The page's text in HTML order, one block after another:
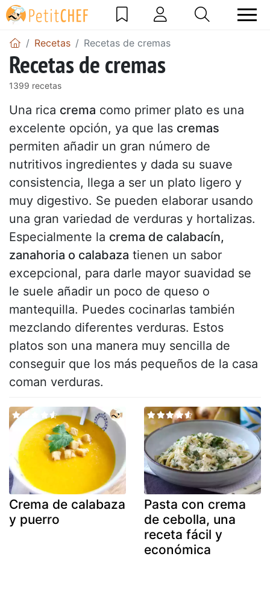
Recetas Recetas de cremas
Recetas de cremas
1399 recetas
Una rica crema como primer plato es una
excelente opción, ya que las cremas
permiten añadir un gran número de
nutritivos ingredientes y dada su suave
consistencia, llega a ser un plato ligero y
muy digestivo. Se pueden elaborar usando
una gran variedad de verduras y hortalizas.
Especialmente la crema de calabacín,
zanahoria o calabaza tienen un sabor
excepcional, para darle mayor suavidad se
le suele añadir un poco de queso o
mantequilla. Puedes cocinarlas también
mezclando diferentes verduras. Estos
platos son una manera muy sencilla de
conseguir que los más pequeños de la casa
coman verduras.
Crema de calabaza
y puerro
Pasta con crema
de cebolla, una
receta fácil y
económica